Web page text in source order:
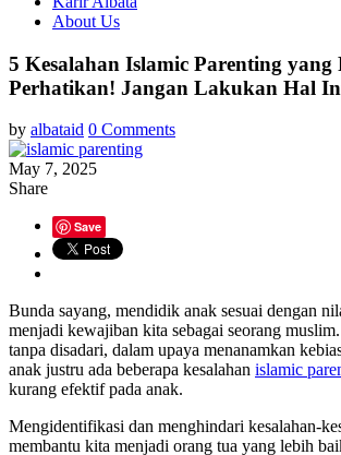
About Us
5 Kesalahan Islamic Parenting yang
Perhatikan! Jangan Lakukan Hal
by albataid 0 Comments
May 7, 2025
Share
Save
Bunda sayang, mendidik anak sesuai dengan
menjadi kewajiban kita sebagai seorang
tanpa disadari, dalam upaya menanamkan
anak justru ada beberapa kesalahan islamic
kurang efektif pada anak.
Mengidentifikasi dan menghindari kesalahan-
membantu kita menjadi orang tua yang lebih